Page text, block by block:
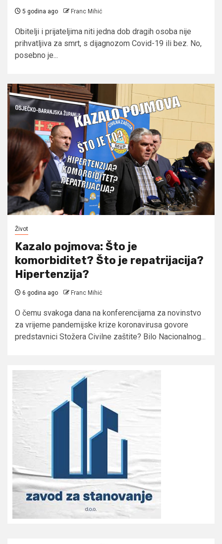
5 godina ago Franc Mihić
Obitelji i prijateljima niti jedna dob dragih osoba nije
prihvatljiva za smrt, s dijagnozom Covid-19 ili bez. No,
posebno je...
Život
Kazalo pojmova: Što je
komorbiditet? Što je repatrijacija?
Hipertenzija?
6 godina ago Franc Mihić
O čemu svakoga dana na konferencijama za novinstvo
za vrijeme pandemijske krize koronavirusa govore
predstavnici Stožera Civilne zaštite? Bilo Nacionalnog...